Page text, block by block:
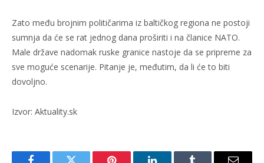
Zato među brojnim političarima iz baltičkog regiona ne postoji
sumnja da će se rat jednog dana proširiti i na članice NATO.
Male države nadomak ruske granice nastoje da se pripreme za
sve moguće scenarije. Pitanje je, međutim, da li će to biti
dovoljno.
Izvor: Aktuality.sk